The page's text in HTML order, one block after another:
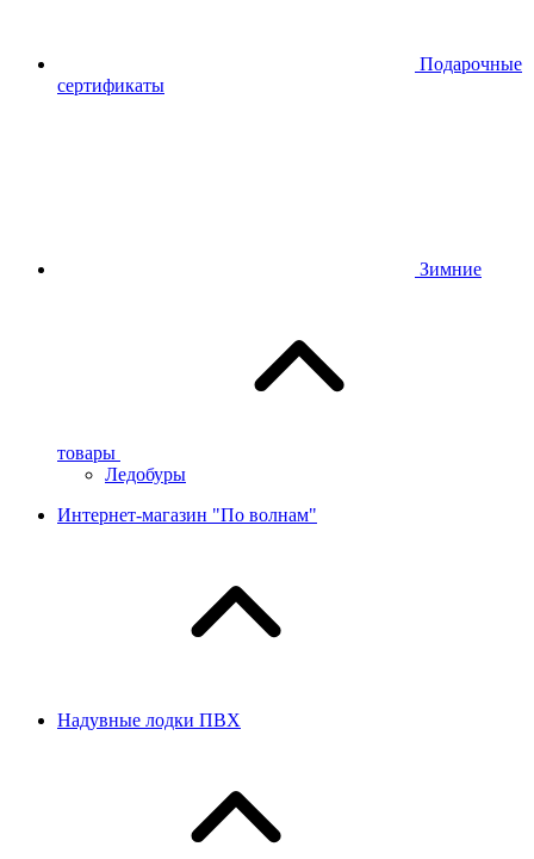
Подарочные
сертификаты
Зимние
товары
Ледобуры
Интернет-магазин "По волнам"
Надувные лодки ПВХ